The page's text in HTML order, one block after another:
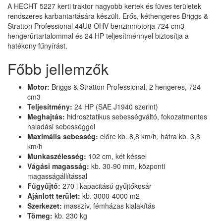
A HECHT 5227 kerti traktor nagyobb kertek és füves területek
rendszeres karbantartására készült. Erős, kéthengeres Briggs &
Stratton Professional 44U8 OHV benzinmotorja 724 cm3
hengerűrtartalommal és 24 HP teljesítménnyel biztosítja a
hatékony fűnyírást.
Főbb jellemzők
Motor: Briggs & Stratton Professional, 2 hengeres, 724
cm3
Teljesítmény: 24 HP (SAE J1940 szerint)
Meghajtás: hidrosztatikus sebességváltó, fokozatmentes
haladási sebességgel
Maximális sebesség: előre kb. 8,8 km/h, hátra kb. 3,8
km/h
Munkaszélesség: 102 cm, két késsel
Vágási magasság: kb. 30-90 mm, központi
magasságállítással
Fűgyűjtő: 270 l kapacitású gyűjtőkosár
Ajánlott terület: kb. 3000-4000 m2
Szerkezet: masszív, fémházas kialakítás
Tömeg: kb. 230 kg